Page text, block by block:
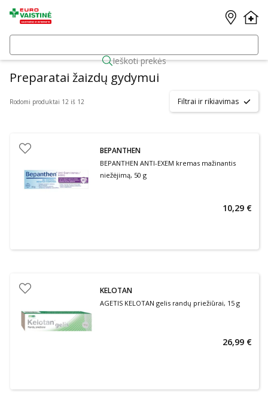
Ieškoti prekės
Preparatai žaizdų gydymui
Rodomi produktai 12 iš 12 Filtrai ir rikiavimas
BEPANTHEN
BEPANTHEN ANTI-EXEM kremas mažinantis
niežėjimą, 50 g
10,29 €
KELOTAN
AGETIS KELOTAN gelis randų priežiūrai, 15 g
26,99 €